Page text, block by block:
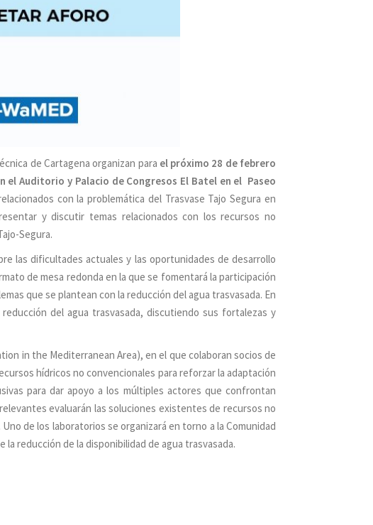
de Cartagena organizan para el próximo 28 de febrero
el Auditorio y Palacio de Congresos El Batel en el Paseo
con la problemática del Trasvase Tajo Segura en
y discutir temas relacionados con los recursos no
Segura.
las dificultades actuales y las oportunidades de desarrollo
de mesa redonda en la que se fomentará la participación
que se plantean con la reducción del agua trasvasada. En
del agua trasvasada, discutiendo sus fortalezas y
in the Mediterranean Area), en el que colaboran socios de
hídricos no convencionales para reforzar la adaptación
para dar apoyo a los múltiples actores que confrontan
evaluarán las soluciones existentes de recursos no
de los laboratorios se organizará en torno a la Comunidad
reducción de la disponibilidad de agua trasvasada.